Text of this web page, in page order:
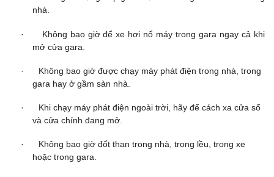
nhà.
· Không bao giờ để xe hơi nổ máy trong gara ngay cả khi
mở cửa gara.
· Không bao giờ được chạy máy phát điện trong nhà, trong
gara hay ở gầm sàn nhà.
· Khi chạy máy phát điện ngoài trời, hãy để cách xa cửa sổ
và cửa chính đang mở.
· Không bao giờ đốt than trong nhà, trong lều, trong xe
hoặc trong gara.